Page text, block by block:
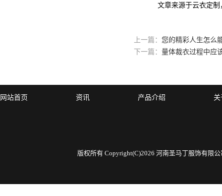
文章来源于云衣定
上一篇： 您的精彩人生怎么
下一篇： 量体裁衣过程中应
网站首页 资讯 产品介绍
版权所有 Copyright(C)2026 河南圣马丁服饰有限